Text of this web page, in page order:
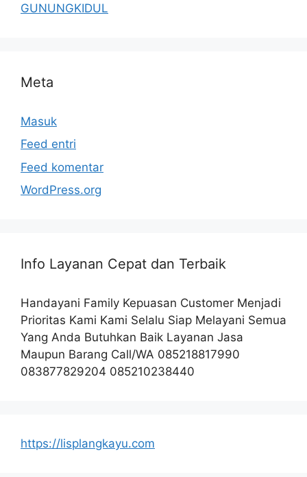
GUNUNGKIDUL
Meta
Masuk
Feed entri
Feed komentar
WordPress.org
Info Layanan Cepat dan Terbaik
Handayani Family Kepuasan Customer Menjadi
Prioritas Kami Kami Selalu Siap Melayani Semua
Yang Anda Butuhkan Baik Layanan Jasa
Maupun Barang Call/WA 085218817990
083877829204 085210238440
https://lisplangkayu.com